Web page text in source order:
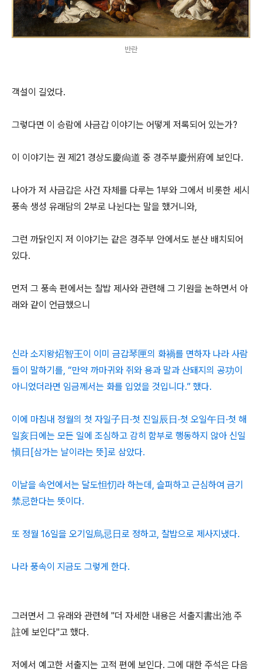
반란
객설이 길었다.
그렇다면 이 승람에 사금갑 이야기는 어떻게 저록되어 있는가?
이 이야기는 권 제21 경상도慶尙道 중 경주부慶州府에 보인다.
나아가 저 사금갑은 사건 자체를 다루는 1부와 그에서 비롯한 세시
풍속 생성 유래담의 2부로 나뉜다는 말을 했거니와,
그런 까닭인지 저 이야기는 같은 경주부 안에서도 분산 배치되어
있다.
먼저 그 풍속 편에서는 찰밥 제사와 관련해 그 기원을 논하면서 아
래와 같이 언급했으니
신라 소지왕炤智王이 이미 금갑琴匣의 화禍를 면하자 나라 사람
들이 말하기를, “만약 까마귀와 쥐와 용과 말과 산돼지의 공功이
아니었더라면 임금께서는 화를 입었을 것입니다.” 했다.
이에 마침내 정월의 첫 자일子日·첫 진일辰日·첫 오일午日·첫 해
일亥日에는 모든 일에 조심하고 감히 함부로 행동하지 않아 신일
愼日[삼가는 날이라는 뜻]로 삼았다.
이날을 속언에서는 달도怛忉라 하는데, 슬퍼하고 근심하여 금기
禁忌한다는 뜻이다.
또 정월 16일을 오기일烏忌日로 정하고, 찰밥으로 제사지냈다.
나라 풍속이 지금도 그렇게 한다.
그러면서 그 유래와 관련헤 "더 자세한 내용은 서출지書出池 주
註에 보인다"고 했다.
저에서 예고한 서출지는 고적 편에 보인다. 그에 대한 주석은 다음